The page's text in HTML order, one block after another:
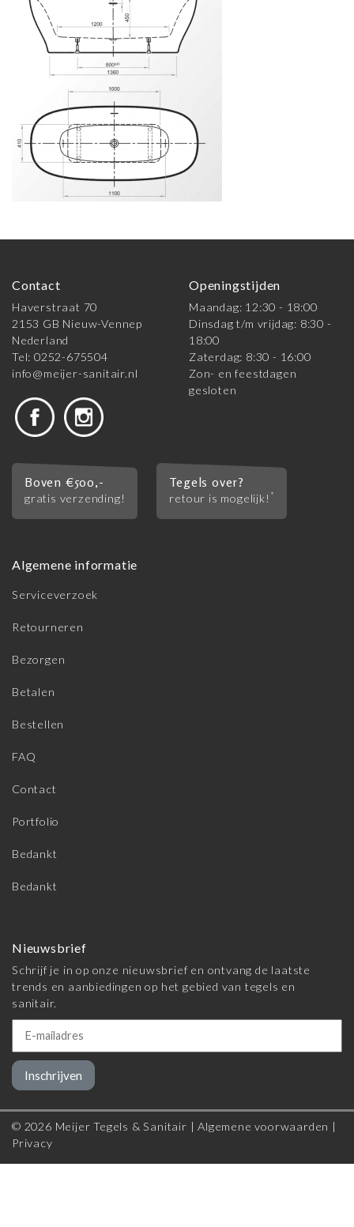
Contact
Haverstraat 70
2153 GB Nieuw-Vennep
Nederland
Tel: 0252-675504
info@meijer-sanitair.nl
Openingstijden
Maandag: 12:30 - 18:00
Dinsdag t/m vrijdag: 8:30 -
18:00
Zaterdag: 8:30 - 16:00
Zon- en feestdagen
gesloten
Boven €500,-
gratis verzending!
Tegels over?
retour is mogelijk! *
Algemene informatie
Serviceverzoek
Retourneren
Bezorgen
Betalen
Bestellen
FAQ
Contact
Portfolio
Bedankt
Bedankt
Nieuwsbrief
Schrijf je in op onze nieuwsbrief en ontvang de laatste
trends en aanbiedingen op het gebied van tegels en
sanitair.
Inschrijven
© 2026 Meijer Tegels & Sanitair |Algemene voorwaarden |
Privacy